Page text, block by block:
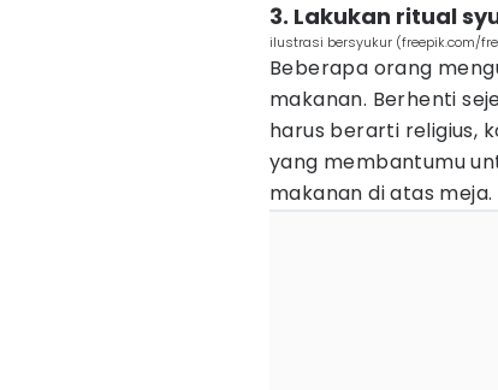
3. Lakukan ritual
ilustrasi bersyukur (freepik.com/
Beberapa orang
makanan. Berhenti
harus berarti religius,
yang membantumu
makanan di atas meja.